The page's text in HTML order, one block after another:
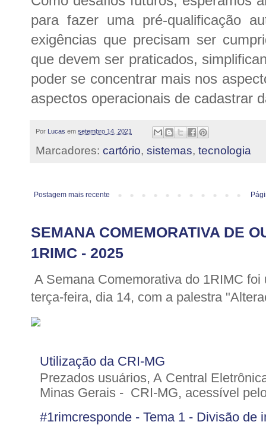
para fazer uma pré-qualificação
exigências que precisam ser
que devem ser praticados,
poder se concentrar mais nos
aspectos operacionais de cadastrar
Por Lucas em setembro 14, 2021
Marcadores: cartório, sistemas, tecnologia
Postagem mais recente
SEMANA COMEMORATIVA DE
1RIMC - 2025
A Semana Comemorativa do 1RIMC
terça-feira, dia 14, com a palestra
Utilização da CRI-MG
Prezados usuários, A Central
Minas Gerais - CRI-MG, acessível
#1rimcresponde - Tema 1 - Divisão de